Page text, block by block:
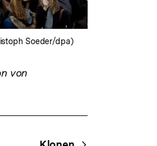
Soeder/dpa)
von